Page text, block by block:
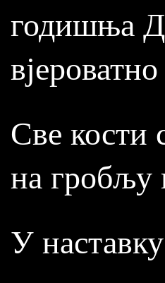
годишња
Све кости
на гробљу
У